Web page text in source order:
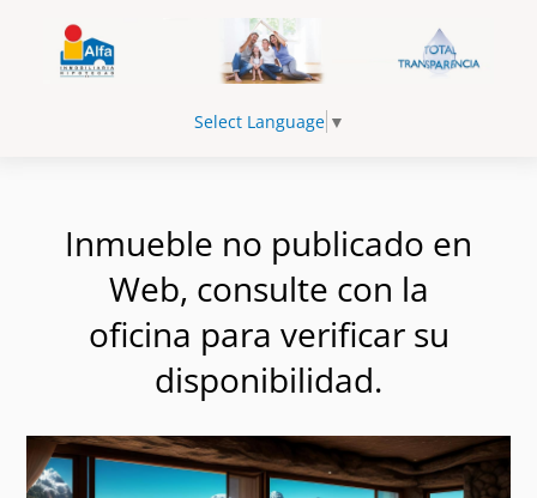
Select Language ▼
Inmueble no publicado en
Web, consulte con la
oficina para verificar su
disponibilidad.